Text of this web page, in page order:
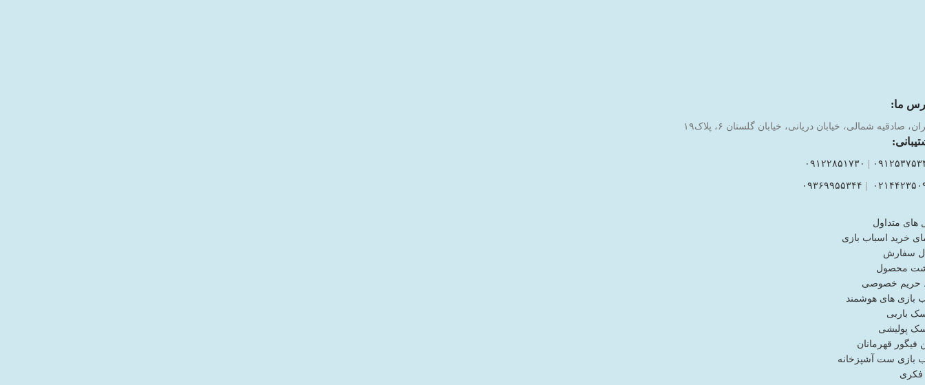
ما:
صادقیه شمالی، خیابان دریانی، خیابان گلستان ۶، پلاک۱۹
۰۹۱۲۲۸۵۱۷۳۰
۰۹۳۶۹۹۵۵۳۴۴
های متداول
خرید اسباب بازی
سفارش
محصول
حریم خصوصی
بازی های هوشمند
باربی
پولیشی
فیگور قهرمانان
بازی ست آشپزخانه
فکری